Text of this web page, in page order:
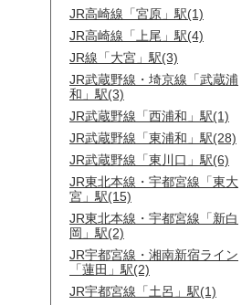
JR高崎線「宮原」駅(1)
JR高崎線「上尾」駅(4)
JR線「大宮」駅(3)
JR武蔵野線・埼京線「武蔵浦
和」駅(3)
JR武蔵野線「西浦和」駅(1)
JR武蔵野線「東浦和」駅(28)
JR武蔵野線「東川口」駅(6)
JR東北本線・宇都宮線「東大
宮」駅(15)
JR東北本線・宇都宮線「新白
岡」駅(2)
JR宇都宮線・湘南新宿ライン
「蓮田」駅(2)
JR宇都宮線「土呂」駅(1)